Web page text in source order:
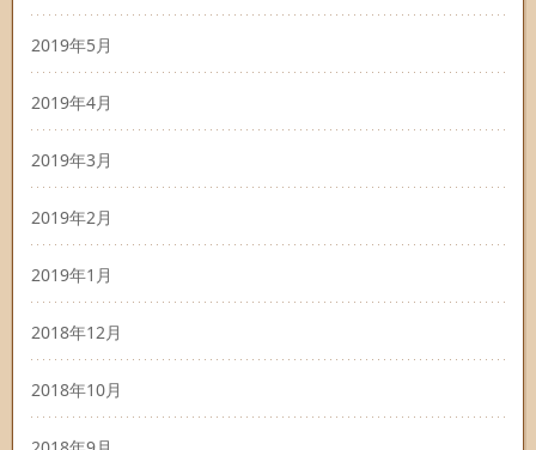
2019年5月
2019年4月
2019年3月
2019年2月
2019年1月
2018年12月
2018年10月